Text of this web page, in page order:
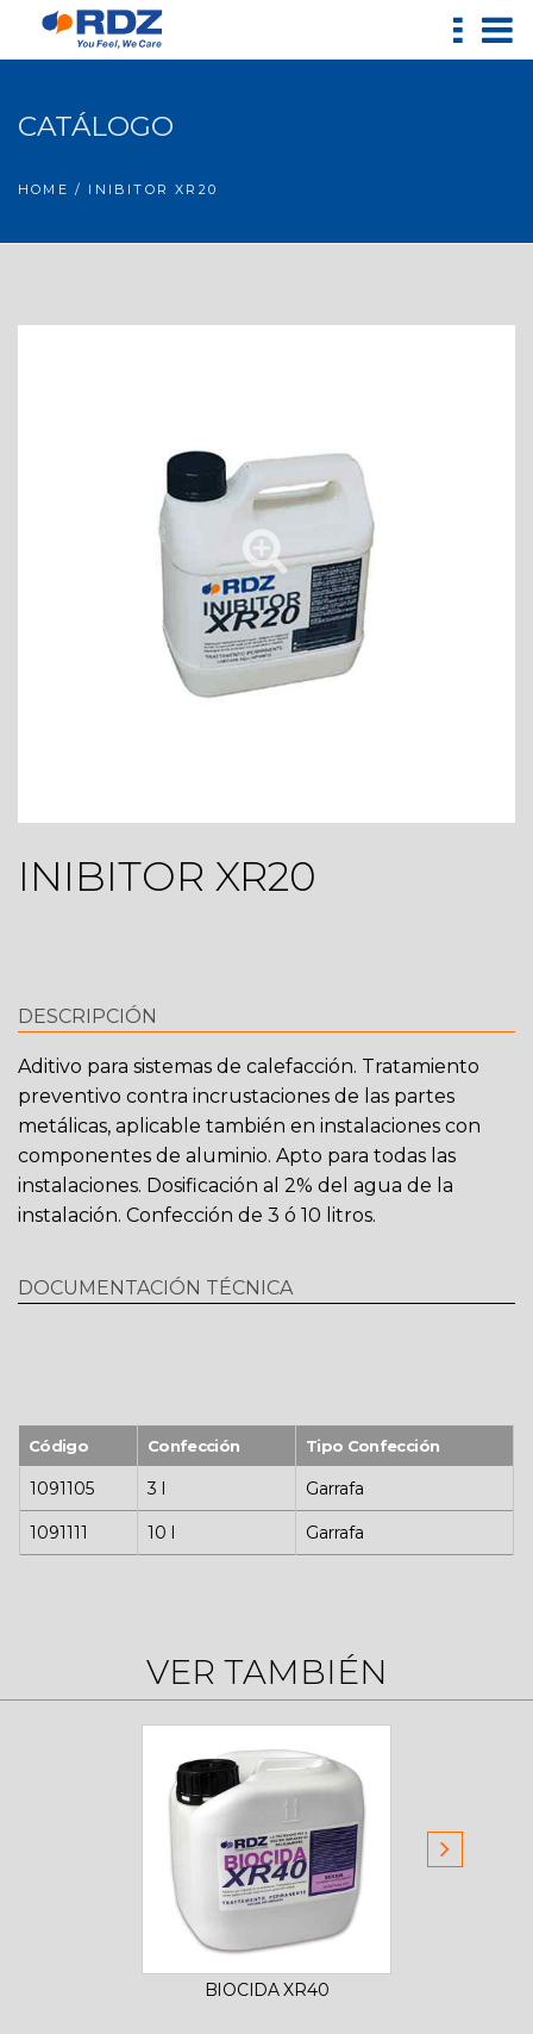
CATÁLOGO
HOME / INIBITOR XR20
INIBITOR XR20
DESCRIPCIÓN
Aditivo para sistemas de calefacción. Tratamiento
preventivo contra incrustaciones de las partes
metálicas, aplicable también en instalaciones con
componentes de aluminio. Apto para todas las
instalaciones. Dosificación al 2% del agua de la
instalación. Confección de 3 ó 10 litros.
DOCUMENTACIÓN TÉCNICA
Código Confección Tipo Confección
1091105 3 l Garrafa
1091111 10 l Garrafa
VER TAMBIÉN
BIOCIDA XR40